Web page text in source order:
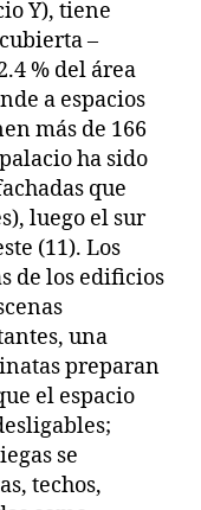
Y), tiene
–
% del área
a espacios
más de 166
ha sido
que
luego el sur
(11). Los
de los edificios
una
preparan
el espacio
se
techos,